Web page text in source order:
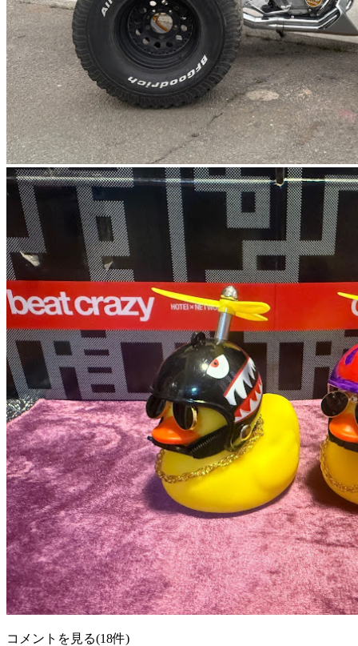
コメントを見る(18件)